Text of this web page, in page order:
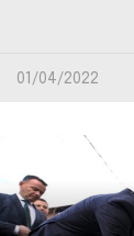
01/04/2022